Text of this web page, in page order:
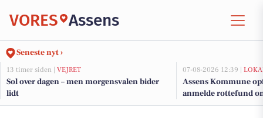
VORES Assens
Seneste nyt ›
13 timer siden | VEJRET
Sol over dagen – men morgensvalen bider
lidt
07-08-2026 12:39 |
Assens Kommune
anmelde rottefund
hverdage